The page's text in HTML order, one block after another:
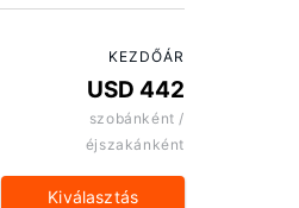
KEZDŐÁR
USD 442
szobánként /
éjszakánként
Kiválasztás